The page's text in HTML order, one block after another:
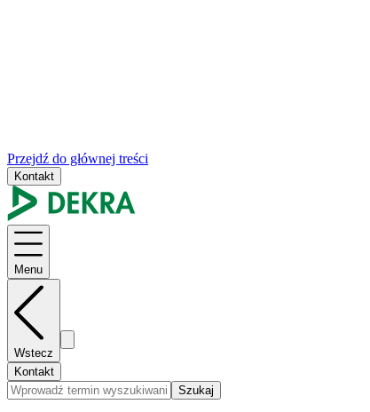
Przejdź do głównej treści
Kontakt
Menu
Wstecz
Kontakt
Szukaj